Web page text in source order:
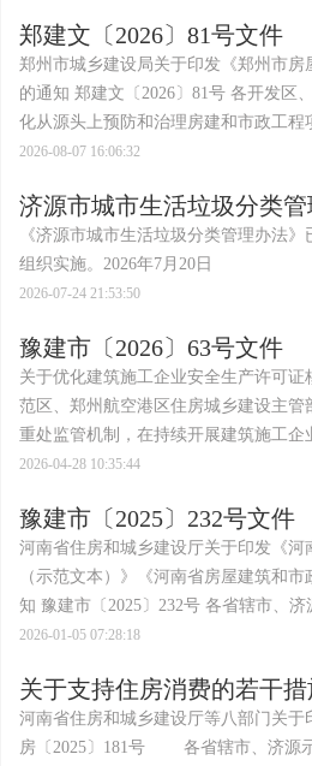
郑建文〔2026〕81号文件
郑州市城乡建设局关于印发《郑州市房
的通知 郑建文〔2026〕81号 各开发
化从源头上预防和治理房建和市政工
2026-08-07 16:06:32
济源市城市生活垃圾分类
《济源市城市生活垃圾分类管理办法
组织实施。2026年7月20日
2026-07-24 21:53:50
豫建市〔2026〕63号文件
关于优化建筑施工企业安全生产许可
范区、郑州航空港区住房城乡建设主
重处监管机制，在持续开展建筑施工
2026-04-28 10:35:44
豫建市〔2025〕232号文件
河南省住房和城乡建设厅关于印发《
（示范文本）》《河南省房屋建筑和
知 豫建市〔2025〕232号 各省辖市、
2026-01-05 07:28:18
关于支持住房消费的若干措
河南省住房和城乡建设厅等八部门关
房〔2025〕181号 各省辖市、济源示